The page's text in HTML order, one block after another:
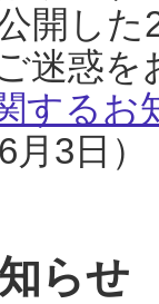
開し
迷惑
するお
3日）
らせ